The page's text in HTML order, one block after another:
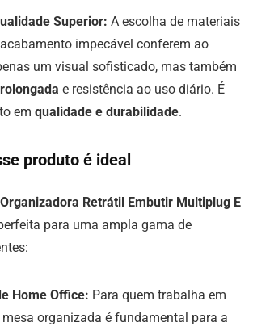
Superior: A escolha de materiais
impecável conferem ao
um visual sofisticado, mas também
e resistência ao uso diário. É
em qualidade e durabilidade.
produto é ideal
Retrátil Embutir Multiplug E
para uma ampla gama de
Home Office: Para quem trabalha em
organizada é fundamental para a